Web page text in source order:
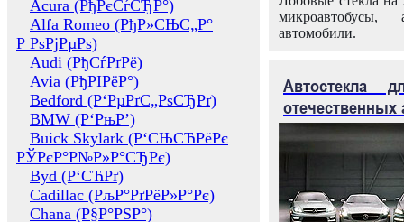
Acura (РђРєСѓСЂР°)
Alfa Romeo (РђР»СЊС„Р°
Р РѕРјРµРѕ)
Audi (РђСѓРґРё)
Avia (РђРІРёР°)
Bedford (Р‘РµРґС„РѕСЂРґ)
BMW (Р‘РњР’)
Buick Skylark (Р‘СЊСЋРёРє
РЎРєР°Р№Р»Р°СЂРє)
Byd (Р‘СЋРґ)
Cadillac (РљР°РґРёР»Р°Рє)
Chana (Р§Р°РЅР°)
микроавтобусы,
автомобили.
Автостекла
отечественных